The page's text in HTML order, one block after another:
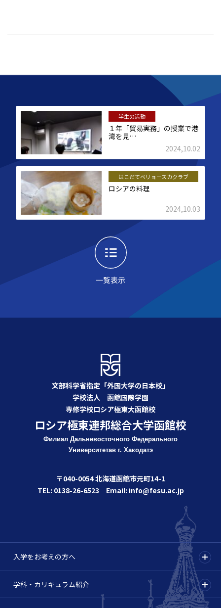
学生の活動
１年「貿易実務」の授業で港
湾を見…
2024,10.02
一覧表示
はこだてベリョースカクラブ
ロシアの料理
2024,10.03
文部科学省指定「外国大学の日本校」
学校法人 函館国際学園
専修学校ロシア極東大函館校
ロシア極東連邦総合大学函館校
Филиал Дальневосточного Федерального
Университетав г. Хакодатэ
〒040-0054 北海道函館市元町14-1
TEL: 0138-26-6523 Email: info@fesu.ac.jp
入学をお考えの方へ
学科・カリキュラム紹介